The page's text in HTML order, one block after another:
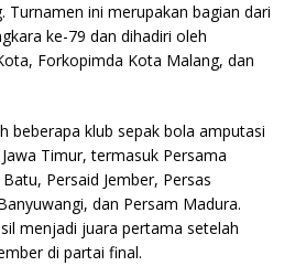
Turnamen ini merupakan bagian dari
ke-79 dan dihadiri oleh
Forkopimda Kota Malang, dan
beberapa klub sepak bola amputasi
Timur, termasuk Persama
Persaid Jember, Persas
dan Persam Madura.
menjadi juara pertama setelah
di partai final.